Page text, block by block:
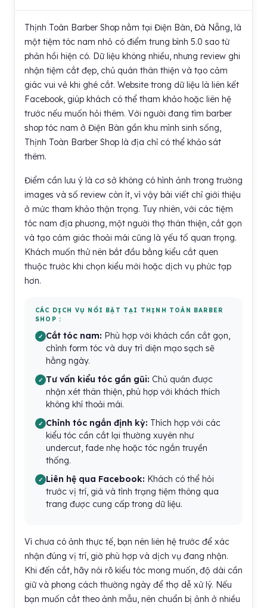
Thịnh Toàn Barber Shop nằm tại Điện Bàn, Đà Nẵng, là
một tiệm tóc nam nhỏ có điểm trung bình 5.0 sao từ
phản hồi hiện có. Dữ liệu không nhiều, nhưng review ghi
nhận tiệm cắt đẹp, chủ quán thân thiện và tạo cảm
giác vui vẻ khi ghé cắt. Website trong dữ liệu là liên kết
Facebook, giúp khách có thể tham khảo hoặc liên hệ
trước nếu muốn hỏi thêm. Với người đang tìm barber
shop tóc nam ở Điện Bàn gần khu mình sinh sống,
Thịnh Toàn Barber Shop là địa chỉ có thể khảo sát
thêm.
Điểm cần lưu ý là cơ sở không có hình ảnh trong trường
images và số review còn ít, vì vậy bài viết chỉ giới thiệu
ở mức tham khảo thận trọng. Tuy nhiên, với các tiệm
tóc nam địa phương, một người thợ thân thiện, cắt gọn
và tạo cảm giác thoải mái cũng là yếu tố quan trọng.
Khách muốn thử nên bắt đầu bằng kiểu cắt quen
thuộc trước khi chọn kiểu mới hoặc dịch vụ phức tạp
hơn.
CÁC DỊCH VỤ NỔI BẬT TẠI THỊNH TOÀN BARBER
SHOP :
Cắt tóc nam: Phù hợp với khách cần cắt gọn,
chỉnh form tóc và duy trì diện mạo sạch sẽ
hằng ngày.
Tư vấn kiểu tóc gần gũi: Chủ quán được
nhận xét thân thiện, phù hợp với khách thích
không khí thoải mái.
Chỉnh tóc ngắn định kỳ: Thích hợp với các
kiểu tóc cần cắt lại thường xuyên như
undercut, fade nhẹ hoặc tóc ngắn truyền
thống.
Liên hệ qua Facebook: Khách có thể hỏi
trước vị trí, giá và tình trạng tiệm thông qua
trang được cung cấp trong dữ liệu.
Vì chưa có ảnh thực tế, bạn nên liên hệ trước để xác
nhận đúng vị trí, giờ phù hợp và dịch vụ đang nhận.
Khi đến cắt, hãy nói rõ kiểu tóc mong muốn, độ dài cần
giữ và phong cách thường ngày để thợ dễ xử lý. Nếu
bạn muốn cắt theo ảnh mẫu, nên chuẩn bị ảnh ở nhiều